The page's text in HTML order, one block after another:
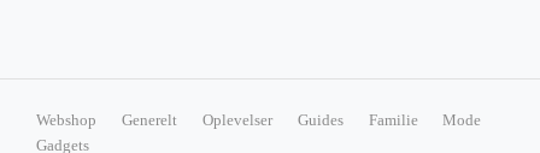
Webshop Generelt Oplevelser Guides Familie
Mode
Gadgets